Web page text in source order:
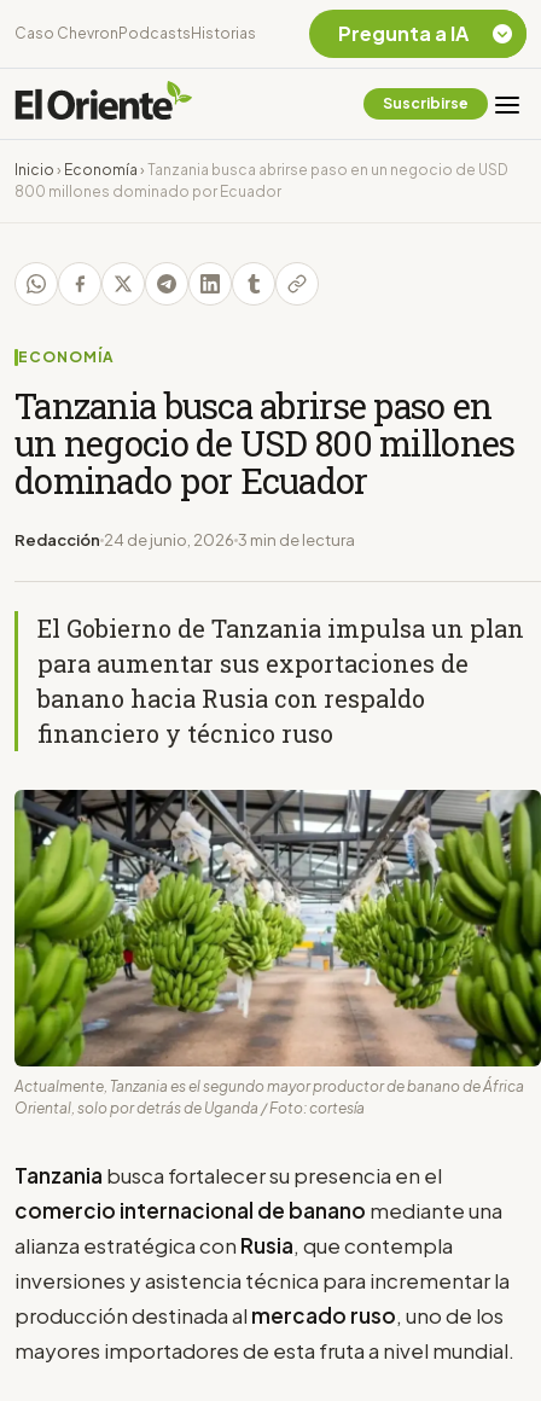
Caso Chevron Podcasts Historias
Suscribirse
Inicio › Economía › Tanzania busca abrirse paso en un negocio de USD
800 millones dominado por Ecuador
ECONOMÍA
Tanzania busca abrirse paso en
un negocio de USD 800 millones
dominado por Ecuador
Redacción 24 de junio, 2026 3 min de lectura
El Gobierno de Tanzania impulsa un plan
para aumentar sus exportaciones de
banano hacia Rusia con respaldo
financiero y técnico ruso
Actualmente, Tanzania es el segundo mayor productor de banano de África
Oriental, solo por detrás de Uganda / Foto: cortesía
Tanzania busca fortalecer su presencia en el
comercio internacional de banano mediante una
alianza estratégica con Rusia, que contempla
inversiones y asistencia técnica para incrementar la
producción destinada al mercado ruso, uno de los
mayores importadores de esta fruta a nivel mundial.
Pregunta a IA
Chevron Ecuador